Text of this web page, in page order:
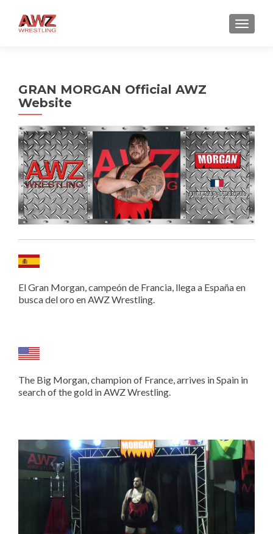
GRAN MORGAN Official AWZ
Website
El Gran Morgan, campeón de Francia, llega a España en
busca del oro en AWZ Wrestling.
The Big Morgan, champion of France, arrives in Spain in
search of the gold in AWZ Wrestling.